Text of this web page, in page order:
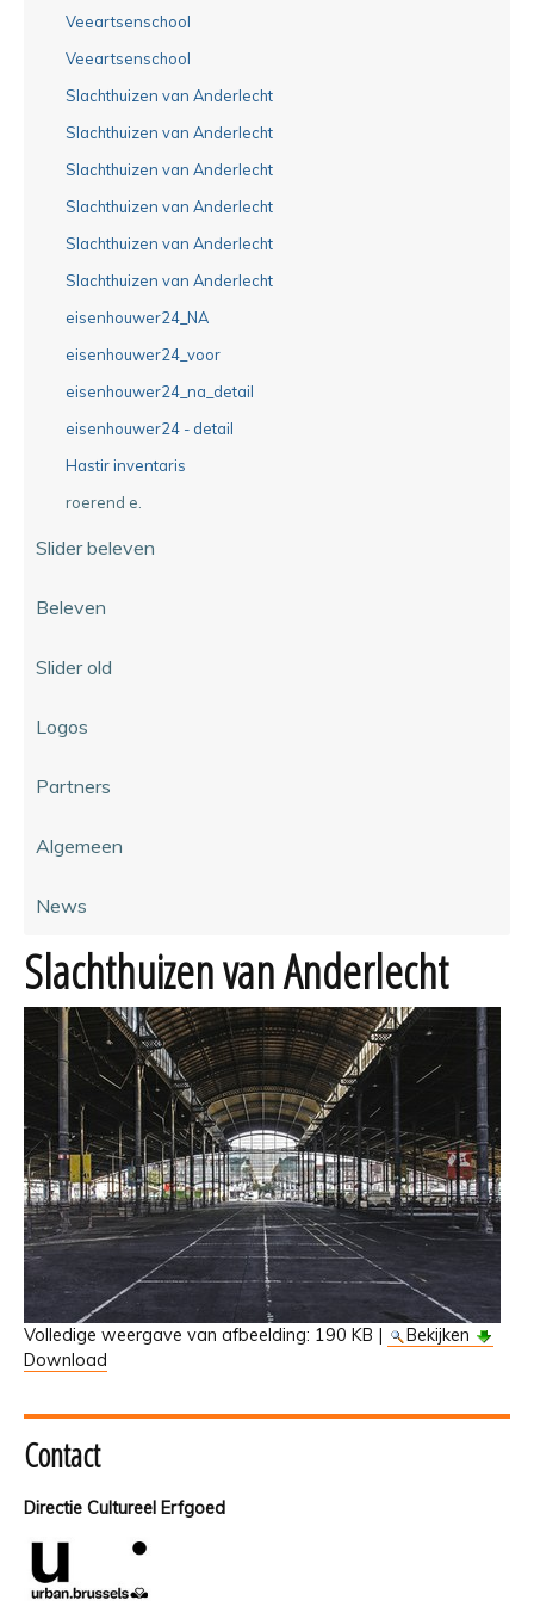
Veeartsenschool
Veeartsenschool
Slachthuizen van Anderlecht
Slachthuizen van Anderlecht
Slachthuizen van Anderlecht
Slachthuizen van Anderlecht
Slachthuizen van Anderlecht
Slachthuizen van Anderlecht
eisenhouwer24_NA
eisenhouwer24_voor
eisenhouwer24_na_detail
eisenhouwer24 - detail
Hastir inventaris
roerend e.
Slider beleven
Beleven
Slider old
Logos
Partners
Algemeen
News
Slachthuizen van Anderlecht
Volledige weergave van afbeelding: 190 KB |
Bekijken
Download
Contact
Directie Cultureel Erfgoed